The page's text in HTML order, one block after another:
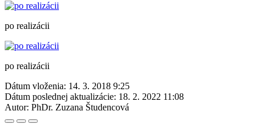
po realizácii
po realizácii
Dátum vloženia: 14. 3. 2018 9:25
Dátum poslednej aktualizácie: 18. 2. 2022 11:08
Autor: PhDr. Zuzana Študencová